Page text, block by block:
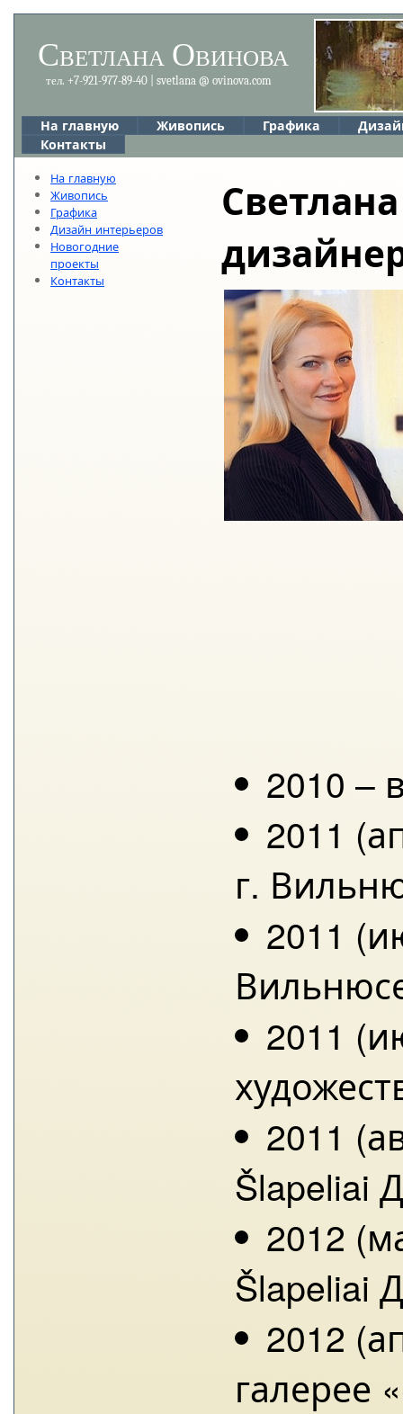
Светлана Овинова
тел. +7-921-977-89-40 | svetlana @ ovinova.com
На главную Живопись Графика
Контакты
На главную
Живопись
Графика
Дизайн интерьеров
Новогодние
проекты
Контакты
2010 –
2011
г.
2011
2011
2011
Šlapeliai
2012
Šlapeliai
2012
галерее